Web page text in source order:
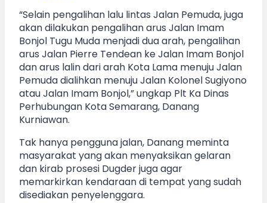
“Selain pengalihan lalu lintas Jalan Pemuda, juga
akan dilakukan pengalihan arus Jalan Imam
Bonjol Tugu Muda menjadi dua arah, pengalihan
arus Jalan Pierre Tendean ke Jalan Imam Bonjol
dan arus lalin dari arah Kota Lama menuju Jalan
Pemuda dialihkan menuju Jalan Kolonel Sugiyono
atau Jalan Imam Bonjol,” ungkap Plt Ka Dinas
Perhubungan Kota Semarang, Danang
Kurniawan.
Tak hanya pengguna jalan, Danang meminta
masyarakat yang akan menyaksikan gelaran
dan kirab prosesi Dugder juga agar
memarkirkan kendaraan di tempat yang sudah
disediakan penyelenggara.